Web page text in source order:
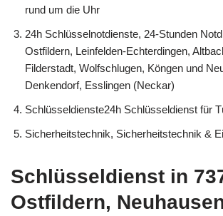
rund um die Uhr
24h Schlüsselnotdienste, 24-Stunden
Ostfildern, Leinfelden-Echterdingen,
Filderstadt, Wolfschlugen, Köngen und
Denkendorf, Esslingen (Neckar)
Schlüsseldienste24h Schlüsseldienst für
Sicherheitstechnik, Sicherheitstechnik &
Schlüsseldienst in
Ostfildern,